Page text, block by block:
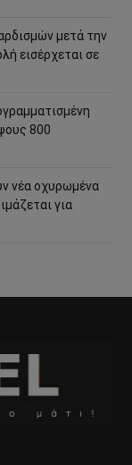
μετά την
εισέρχεται σε
800
νέα οχυρωμένα
για